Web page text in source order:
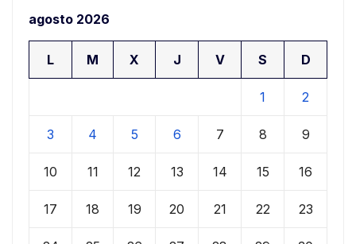
agosto 2026
L M X J V S D
1 2
3 4 5 6 7 8 9
10 11 12 13 14 15 16
17 18 19 20 21 22 23